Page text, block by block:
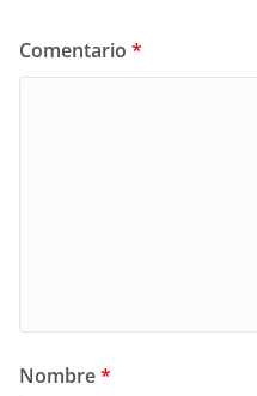
Comentario *
Nombre*